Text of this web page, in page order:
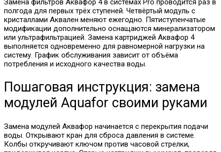
Замена фильтров Аквафор 4 в системах Pro проводится раз в
полгода для первых трёх ступеней. Четвёртый модуль с
кристаллами Аквален меняют ежегодно. Пятиступенчатые
модификации дополнительно оснащаются минерализатором
или ультрафильтрацией. Замена картриджей Аквафор 4
выполняется одновременно для равномерной нагрузки на
систему. График обслуживания зависит от объёма
потребления и исходного качества воды.
Пошаговая инструкция: замена
модулей Aquafor своими руками
Замена модулей Аквафор начинается с перекрытия подачи
воды. Открывают кран для сброса давления в системе.
Колбы откручивают ключом против часовой стрелки,